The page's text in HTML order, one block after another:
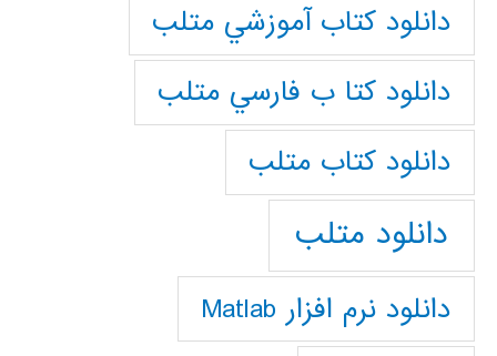
دانلود كتاب آموزشي متلب
دانلود كتا ب فارسي متلب
دانلود كتاب متلب
دانلود متلب
دانلود نرم افزار Matlab